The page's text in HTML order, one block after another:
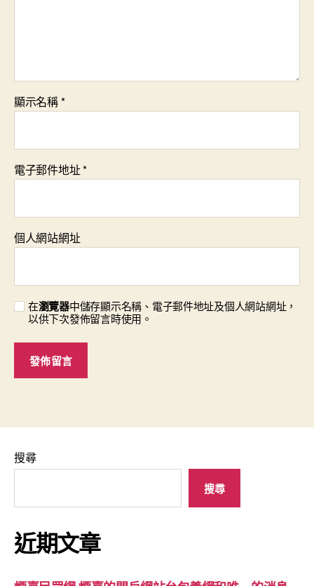
顯示名稱*
電子郵件地址*
個人網站網址
在瀏覽器中儲存顯示名稱、電子郵件地址及個人網站網址，
以供下次發佈留言時使用。
搜尋
搜尋
近期文章